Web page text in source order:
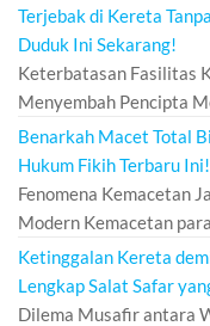
Terjebak di Kereta
Duduk Ini Sekarang!
Keterbatasan Fasilitas
Menyembah Pencipta
Benarkah Macet Total
Hukum Fikih Terbaru Ini!
Fenomena Kemacetan
Modern Kemacetan
Ketinggalan Kereta
Lengkap Salat Safar
Dilema Musafir antara